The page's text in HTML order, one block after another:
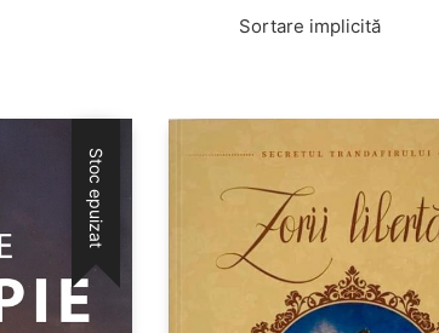
Sortare implicită
Stoc epuizat